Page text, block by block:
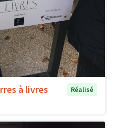
à livres
Réalisé